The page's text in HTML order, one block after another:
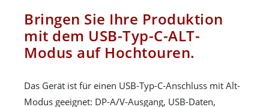
Bringen Sie Ihre Produktion
mit dem USB-Typ-C-ALT-
Modus auf Hochtouren.
Das Gerät ist für einen USB-Typ-C-Anschluss mit Alt-
Modus geeignet: DP-A/V-Ausgang, USB-Daten,